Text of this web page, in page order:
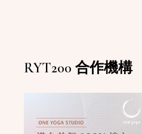
RYT200 合作機構